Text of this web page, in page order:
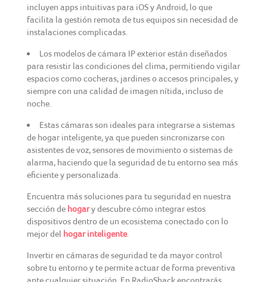
incluyen apps intuitivas para iOS y Android, lo que
facilita la gestión remota de tus equipos sin necesidad de
instalaciones complicadas.
Los modelos de cámara IP exterior están diseñados
para resistir las condiciones del clima, permitiendo vigilar
espacios como cocheras, jardines o accesos principales, y
siempre con una calidad de imagen nítida, incluso de
noche.
Estas cámaras son ideales para integrarse a sistemas
de hogar inteligente, ya que pueden sincronizarse con
asistentes de voz, sensores de movimiento o sistemas de
alarma, haciendo que la seguridad de tu entorno sea más
eficiente y personalizada.
Encuentra más soluciones para tu seguridad en nuestra
sección de hogary descubre cómo integrar estos
dispositivos dentro de un ecosistema conectado con lo
mejor del hogar inteligente.
Invertir en cámaras de seguridad te da mayor control
sobre tu entorno y te permite actuar de forma preventiva
ante cualquier situación. En RadioShack encontrarás